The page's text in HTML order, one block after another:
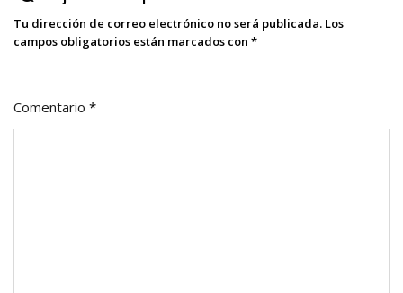
Tu dirección de correo electrónico no será publicada. Los
campos obligatorios están marcados con *
Comentario *